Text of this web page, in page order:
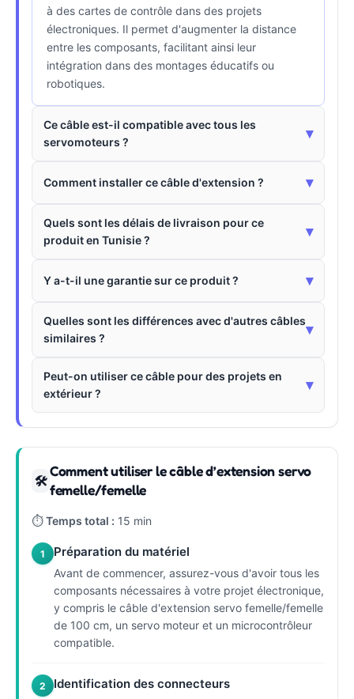
à des cartes de contrôle dans des projets
électroniques. Il permet d'augmenter la distance
entre les composants, facilitant ainsi leur
intégration dans des montages éducatifs ou
robotiques.
Ce câble est-il compatible avec tous les
servomoteurs ?
▾
Comment installer ce câble d'extension ? ▾
Quels sont les délais de livraison pour ce
produit en Tunisie ?
▾
Y a-t-il une garantie sur ce produit ? ▾
Quelles sont les différences avec d'autres câbles
similaires ?
▾
Peut-on utiliser ce câble pour des projets en
extérieur ?
▾
🛠
Comment utiliser le câble d’extension servo
femelle/femelle
⏱Temps total : 15 min
1 Préparation du matériel
Avant de commencer, assurez-vous d'avoir tous les
composants nécessaires à votre projet électronique,
y compris le câble d'extension servo femelle/femelle
de 100 cm, un servo moteur et un microcontrôleur
compatible.
2 Identification des connecteurs